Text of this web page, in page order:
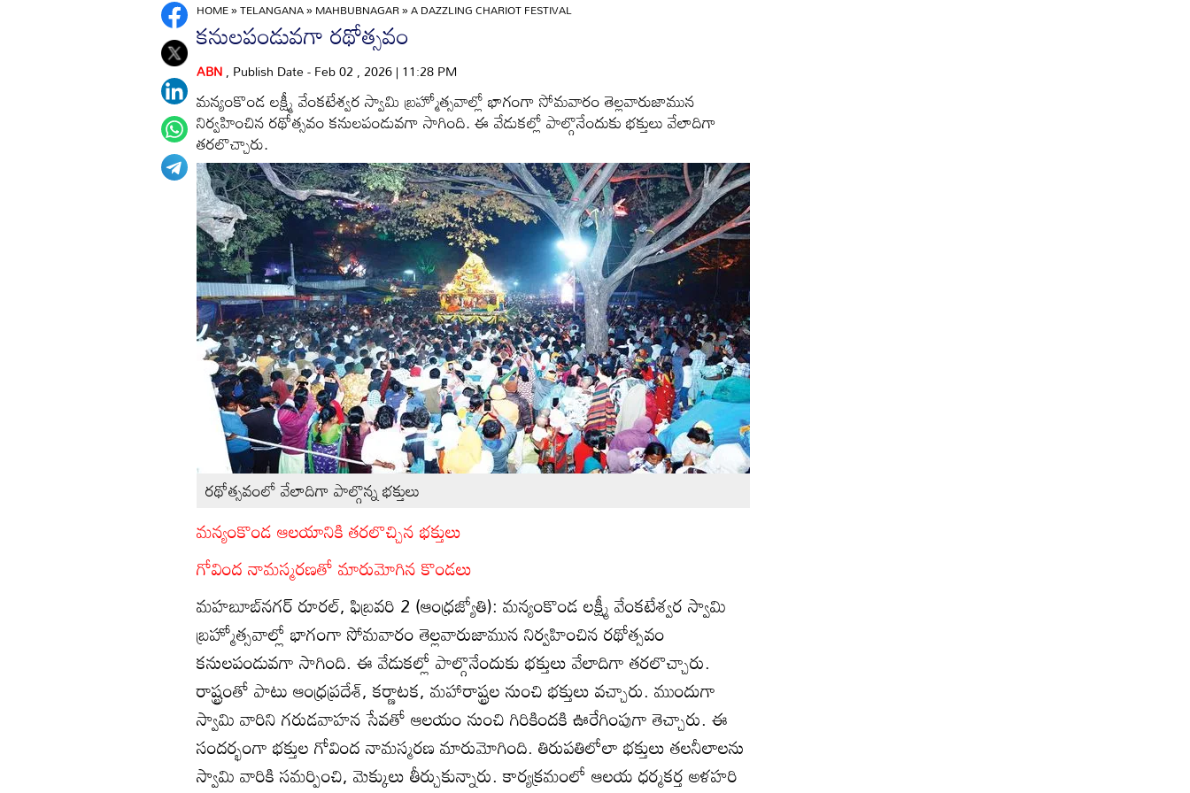
HOME»TELANGANA»MAHBUBNAGAR»A DAZZLING CHARIOT FESTIVAL
కనులపండువగా రథోత్సవం
ABN, Publish Date - Feb 02 , 2026 | 11:28 PM
మన్యంకొండ లక్ష్మీ వేంకటేశ్వర స్వామి బ్రహ్మోత్సవాల్లో భాగంగా సోమవారం తెల్లవారుజామున
నిర్వహించిన రథోత్సవం కనులపండువగా సాగింది. ఈ వేడుకల్లో పాల్గొనేందుకు భక్తులు వేలాదిగా
తరలొచ్చారు.
రథోత్సవంలో వేలాదిగా పాల్గొన్న భక్తులు
మన్యంకొండ ఆలయానికి తరలొచ్చిన భక్తులు
గోవింద నామస్మరణతో మారుమోగిన కొండలు
మహబూబ్‌నగర్‌ రూరల్‌, ఫిబ్రవరి 2 (ఆంధ్రజ్యోతి): మన్యంకొండ లక్ష్మీ వేంకటేశ్వర స్వామి
బ్రహ్మోత్సవాల్లో భాగంగా సోమవారం తెల్లవారుజామున నిర్వహించిన రథోత్సవం
కనులపండువగా సాగింది. ఈ వేడుకల్లో పాల్గొనేందుకు భక్తులు వేలాదిగా తరలొచ్చారు.
రాష్ట్రంతో పాటు ఆంధ్రప్రదేశ్‌, కర్ణాటక, మహారాష్ట్రల నుంచి భక్తులు వచ్చారు. ముందుగా
స్వామి వారిని గరుడవాహన సేవతో ఆలయం నుంచి గిరికిందకి ఊరేగింపుగా తెచ్చారు. ఈ
సందర్భంగా భక్తుల గోవింద నామస్మరణ మారుమోగింది. తిరుపతిలోలా భక్తులు తలనీలాలను
స్వామి వారికి సమర్పించి, మెక్కులు తీర్చుకున్నారు. కార్యక్రమంలో ఆలయ ధర్మకర్త అళహరి